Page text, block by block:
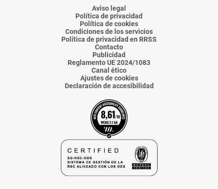
AlmeríaAlmeríaAlmería
Almería
Aviso legal
Política de privacidad
Política de cookies
Condiciones de los servicios
Política de privacidad en RRSS
Contacto
Publicidad
Reglamento UE 2024/1083
Canal ético
Ajustes de cookies
Declaración de accesibilidad